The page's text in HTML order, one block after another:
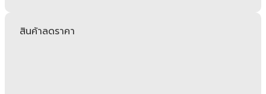
สินค้าลดราคา